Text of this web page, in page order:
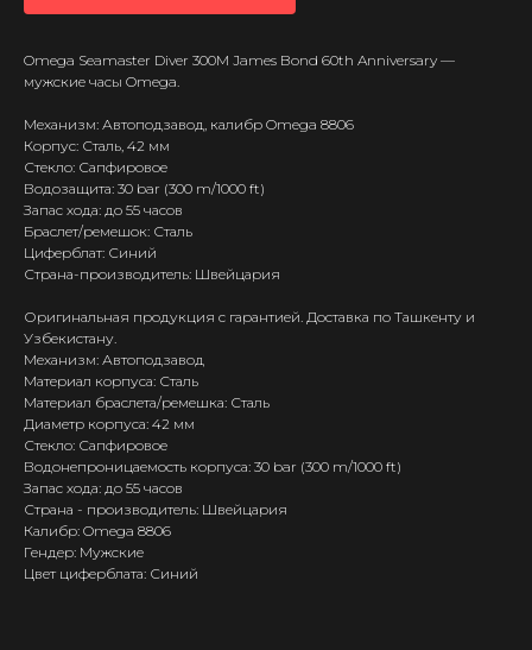
Omega Seamaster Diver 300M James Bond 60th Anniversary —
мужские часы Omega.
Механизм: Автоподзавод, калибр Omega 8806
Корпус: Сталь, 42 мм
Стекло: Сапфировое
Водозащита: 30 bar (300 m/1000 ft)
Запас хода: до 55 часов
Браслет/ремешок: Сталь
Циферблат: Синий
Страна-производитель: Швейцария
Оригинальная продукция с гарантией. Доставка по Ташкенту и
Узбекистану.
Механизм: Автоподзавод
Материал корпуса: Сталь
Материал браслета/ремешка: Сталь
Диаметр корпуса: 42 мм
Стекло: Сапфировое
Водонепроницаемость корпуса: 30 bar (300 m/1000 ft)
Запас хода: до 55 часов
Страна - производитель: Швейцария
Калибр: Omega 8806
Гендер: Мужские
Цвет циферблата: Синий